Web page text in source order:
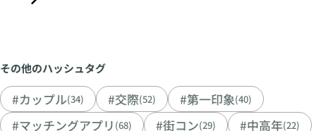
その他のハッシュタグ
#カップル(34) #交際(52) #第一印象(40)
#マッチングアプリ (68) #街コン(29) #中高年(22)